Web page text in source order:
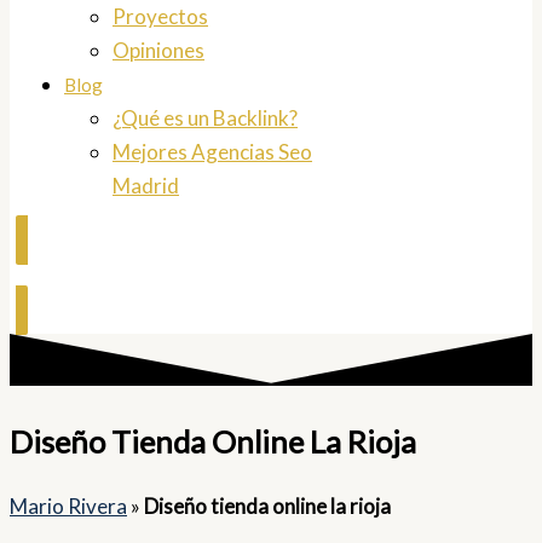
Proyectos
Opiniones
Blog
¿Qué es un Backlink?
Mejores Agencias Seo
Madrid
Diseño Tienda Online La Rioja
Mario Rivera » Diseño tienda online la rioja